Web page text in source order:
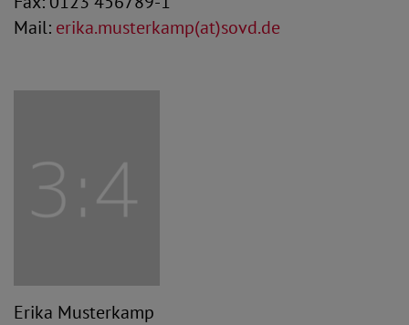
Mail: erika.musterkamp(at)sovd.de
Erika Musterkamp